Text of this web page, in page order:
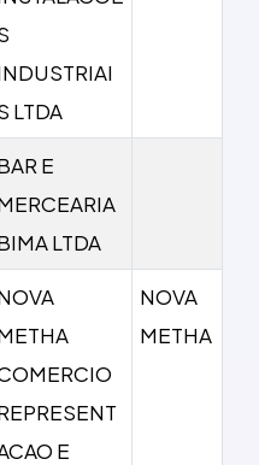
LTDA
E
LTDA
E
NOVA
METHA